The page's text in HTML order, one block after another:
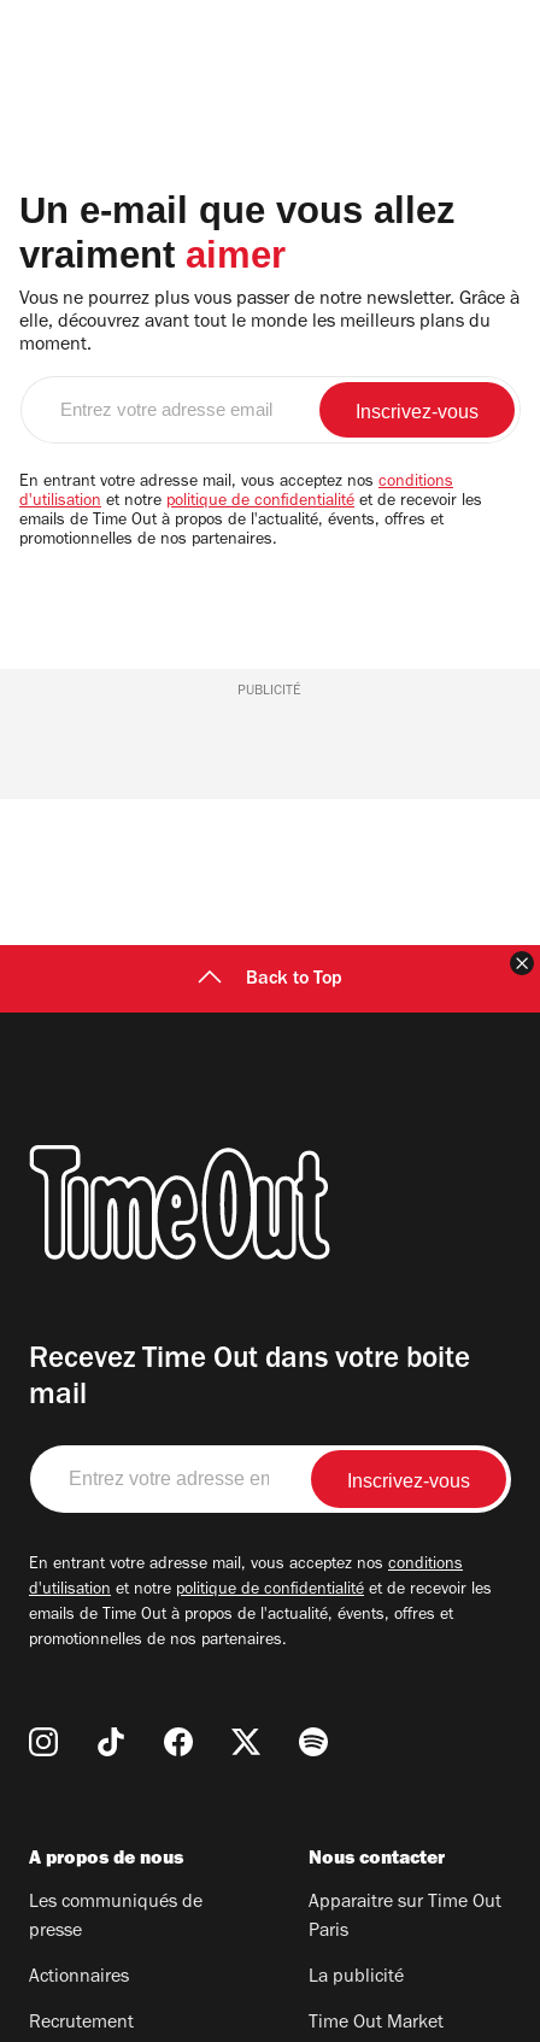
Un e-mail que vous allez
vraiment aimer
Vous ne pourrez plus vous passer de notre newsletter. Grâce à
elle, découvrez avant tout le monde les meilleurs plans du
moment.
email
En entrant votre adresse mail, vous acceptez nos conditions
d'utilisation et notre politique de confidentialité et de recevoir les
emails de Time Out à propos de l'actualité, évents, offres et
promotionnelles de nos partenaires.
PUBLICITÉ
Back to Top
Recevez Time Out dans votre boite
mail
Entrez
votre
adresse
En entrant votre adresse mail, vous acceptez nos conditions
d'utilisation et notre politique de confidentialité et de recevoir les
emails de Time Out à propos de l'actualité, évents, offres et
promotionnelles de nos partenaires.
A propos de nous
Les communiqués de
presse
Actionnaires
Recrutement
Nous contacter
Apparaitre sur Time Out
Paris
La publicité
Time Out Market